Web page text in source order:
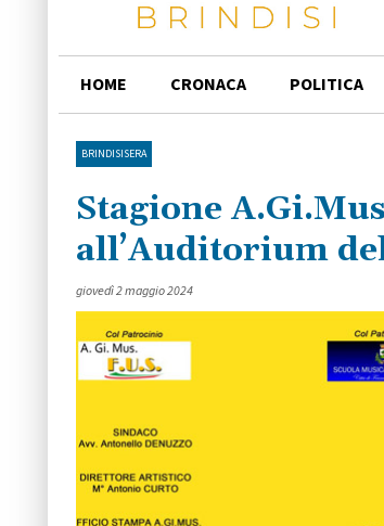
HOME CRONACA POLITICA
BRINDISISERA
Stagione
all’Auditorium
giovedì 2 maggio 2024